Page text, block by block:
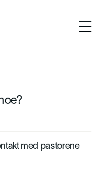
med pastorene